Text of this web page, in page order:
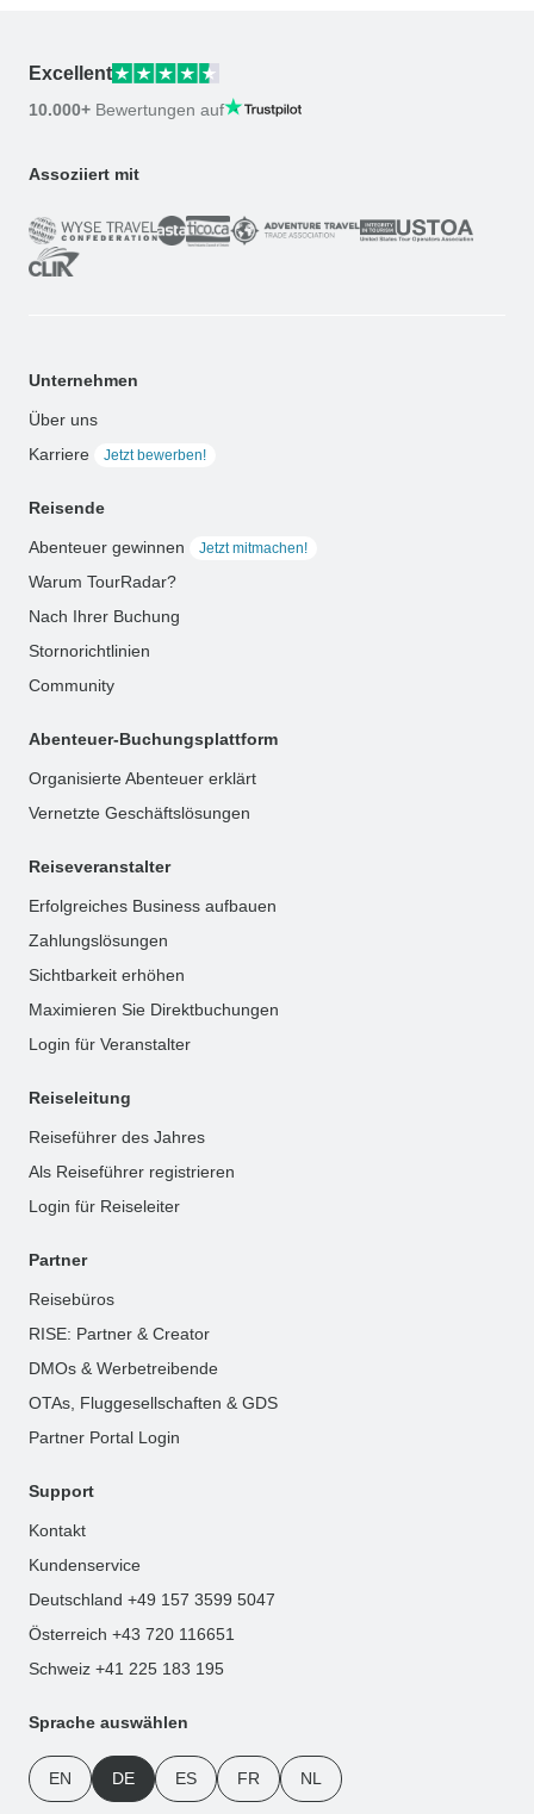
Excellent
10.000+ Bewertungen auf
Assoziiert mit
Unternehmen
Über uns
Karriere
Jetzt bewerben!
Reisende
Abenteuer gewinnen Jetzt mitmachen!
Warum TourRadar?
Nach Ihrer Buchung
Stornorichtlinien
Community
Abenteuer-Buchungsplattform
Organisierte Abenteuer erklärt
Vernetzte Geschäftslösungen
Reiseveranstalter
Erfolgreiches Business aufbauen
Zahlungslösungen
Sichtbarkeit erhöhen
Maximieren Sie Direktbuchungen
Login für Veranstalter
Reiseleitung
Reiseführer des Jahres
Als Reiseführer registrieren
Login für Reiseleiter
Partner
Reisebüros
RISE: Partner & Creator
DMOs & Werbetreibende
OTAs, Fluggesellschaften & GDS
Partner Portal Login
Support
Kontakt
Kundenservice
Deutschland +49 157 3599 5047
Österreich +43 720 116651
Schweiz +41 225 183 195
Sprache auswählen
EN DE ES FR NL